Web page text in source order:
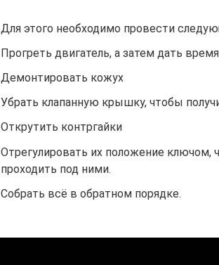
Для этого необходимо провести
Прогреть двигатель, а затем дать
Демонтировать кожух
Убрать клапанную крышку, чтобы
Открутить контргайки
Отрегулировать их положение ключом,
проходить под ними.
Собрать всё в обратном порядке.